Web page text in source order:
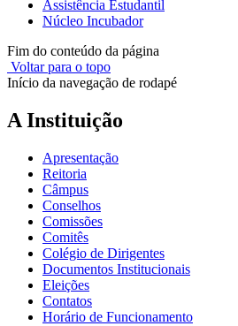
Assistência Estudantil
Núcleo Incubador
Fim do conteúdo da página
Voltar para o topo
Início da navegação de rodapé
A Instituição
Apresentação
Reitoria
Câmpus
Conselhos
Comissões
Comitês
Colégio de Dirigentes
Documentos Institucionais
Eleições
Contatos
Horário de Funcionamento